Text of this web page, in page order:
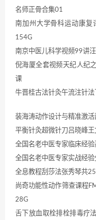
名师正骨合集01
南加州大学骨科运动康复
154G
南京中医儿科学视频99讲
倪海厦全套视频天纪人纪
课
牛晋桂古法针灸午流注针
装海涛动作设计与精准激
平衡针灸超微针刀吕晓峰
全国名老中医专家临床经
全国名老中医专家实战经
全息教程刮莎法张秀琴共
尚奇功能性动作筛查课程
28G
舌下放血取栓排栓排毒疗